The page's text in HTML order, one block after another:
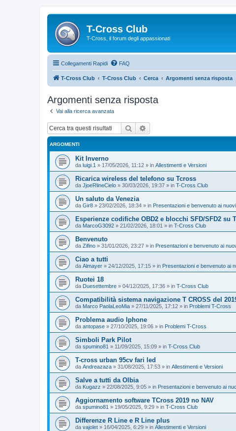
T-Cross Club
T-Cross, il forum degli appassionati
Collegamenti Rapidi FAQ
T-Cross Club T-Cross Club Cerca Argomenti senza risposta
Argomenti senza risposta
Vai alla ricerca avanzata
Cerca
ARGOMENTI
Kit Inverno
da luigi.1 » 17/05/2026, 11:12 » in Allestimenti e Versioni
Ricarica wireless del telefono su Tcross
da JjoeRlineCielo » 30/03/2026, 19:37 » in T-Cross Club
Un saluto da Venezia
da Gir8 » 23/02/2026, 18:34 » in Presentazioni e benvenuto ai
Esperienze codifiche OBD2 e blocchi SFD/SFD2 su
da MarcoG3092 » 21/02/2026, 18:01 » in T-Cross Club
Benvenuto
da Zifino » 31/01/2026, 23:27 » in Presentazioni e benvenuto ai
Ciao a tutti
da Almayer » 24/12/2025, 17:15 » in Presentazioni e benvenuto ai
Ruotei 18
da Duesettembre » 04/12/2025, 17:36 » in T-Cross Club
Compatibilità sistema navigazione T CROSS del
da Marco PaolaLeoMia » 27/11/2025, 17:12 » in Problemi T-Cross
Problema audio Iphone
da antopase » 27/10/2025, 19:06 » in Problemi T-Cross
Simboli Park Pilot
da spumino81 » 11/09/2025, 15:09 » in T-Cross Club
T-cross urban 95cv fari led
da Andreazaza » 31/08/2025, 17:53 » in Allestimenti e Versioni
Salve a tutti da Olbia
da Kugazz » 22/08/2025, 9:05 » in Presentazioni e benvenuto ai
Aggiornamento software TCross 2019 no NAV
da spumino81 » 19/05/2025, 9:29 » in T-Cross Club
Differenze R Line e R Line plus
da vajolet » 16/04/2025, 6:29 » in Allestimenti e Versioni